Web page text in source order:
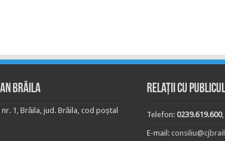
Brăila
1, Brăila, jud. Brăila, cod poștal
Relații cu publicul
Telefon: 0239.619.600
E-mail: